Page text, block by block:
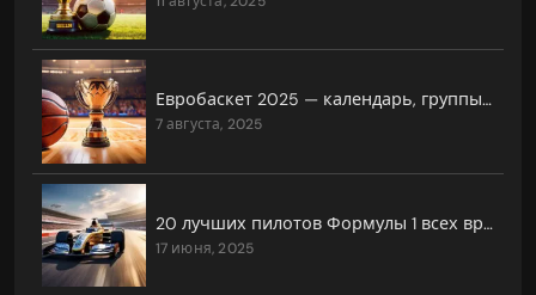
Евробаскет 2025 — календарь, группы, прогнозы
7 августа, 2025
20 лучших пилотов Формулы 1 всех времён
17 июня, 2025